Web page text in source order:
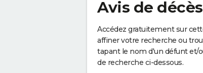
Avis de
Accédez gratuitement sur
affiner votre recherche ou
tapant le nom d'un défunt et/
de recherche ci-dessous.